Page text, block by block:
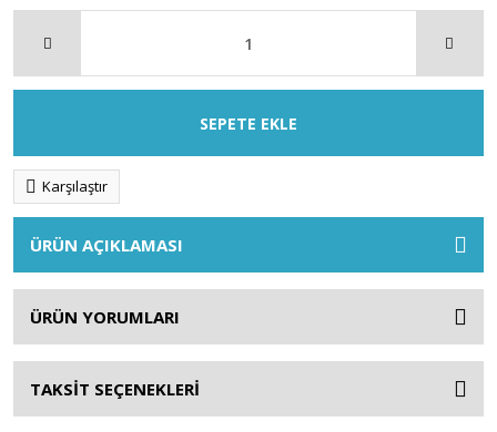
SEPETE EKLE
Karşılaştır
ÜRÜN AÇIKLAMASI
ÜRÜN YORUMLARI
TAKSİT SEÇENEKLERİ